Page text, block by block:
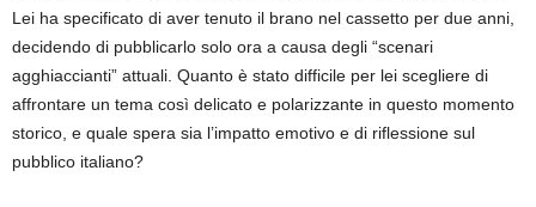
Lei ha specificato di aver tenuto il brano nel cassetto per due anni,
decidendo di pubblicarlo solo ora a causa degli “scenari
agghiaccianti” attuali. Quanto è stato difficile per lei scegliere di
affrontare un tema così delicato e polarizzante in questo momento
storico, e quale spera sia l’impatto emotivo e di riflessione sul
pubblico italiano?